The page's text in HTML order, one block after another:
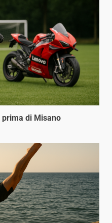
prima di Misano